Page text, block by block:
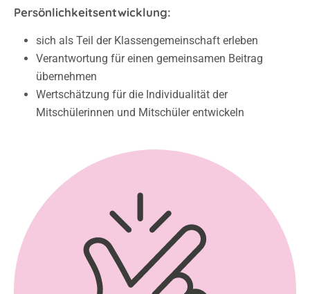
Persönlichkeitsentwicklung:
sich als Teil der Klassengemeinschaft erleben
Verantwortung für einen gemeinsamen Beitrag
übernehmen
Wertschätzung für die Individualität der
Mitschülerinnen und Mitschüler entwickeln